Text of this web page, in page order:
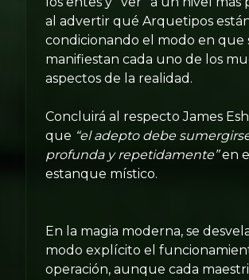
al advertir qué Arquetipos
condicionando el modo en que
manifiestan cada uno de los
aspectos de la realidad.
Concluirá al respecto James
que “el adepto debe
profunda y repetidamente”en
estanque místico.
En la magia moderna, se
modo explícito el
operación, aunque cada